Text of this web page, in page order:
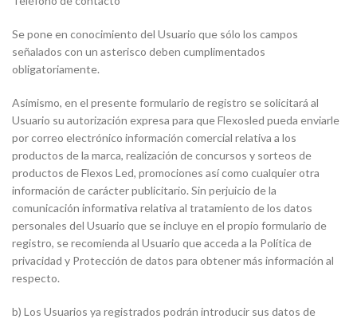
Se pone en conocimiento del Usuario que sólo los campos
señalados con un asterisco deben cumplimentados
obligatoriamente.
Asimismo, en el presente formulario de registro se solicitará al
Usuario su autorización expresa para que Flexosled pueda enviarle
por correo electrónico información comercial relativa a los
productos de la marca, realización de concursos y sorteos de
productos de Flexos Led, promociones así como cualquier otra
información de carácter publicitario. Sin perjuicio de la
comunicación informativa relativa al tratamiento de los datos
personales del Usuario que se incluye en el propio formulario de
registro, se recomienda al Usuario que acceda a la Política de
privacidad y Protección de datos para obtener más información al
respecto.
b) Los Usuarios ya registrados podrán introducir sus datos de